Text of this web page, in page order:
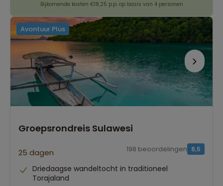
Bijkomende kosten €18,25 p.p. op basis van 4 personen
Avontuur Plus
Groepsrondreis Sulawesi
25 dagen 8,5
198 beoordelingen
Driedaagse wandeltocht in traditioneel
Torajaland